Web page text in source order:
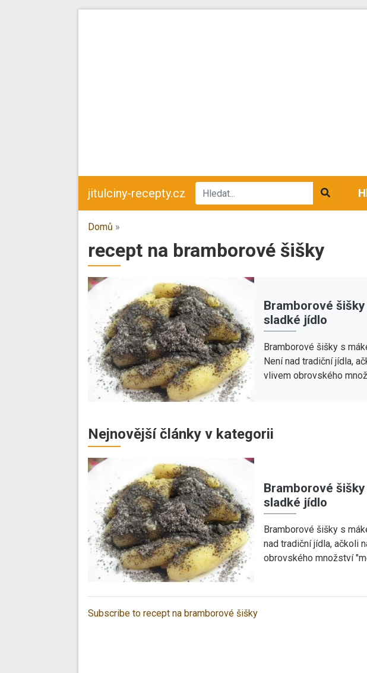
jitulciny-recepty.cz
Domů »
recept na bramborové šišky
Bramborové
sladké jídlo
Bramborové šišky s
Není nad tradiční jídla,
vlivem obrovského
Nejnovější články v kategorii
Bramborové
sladké jídlo
Bramborové šišky s
nad tradiční jídla, ačkoli
obrovského množství
Subscribe to recept na bramborové šišky